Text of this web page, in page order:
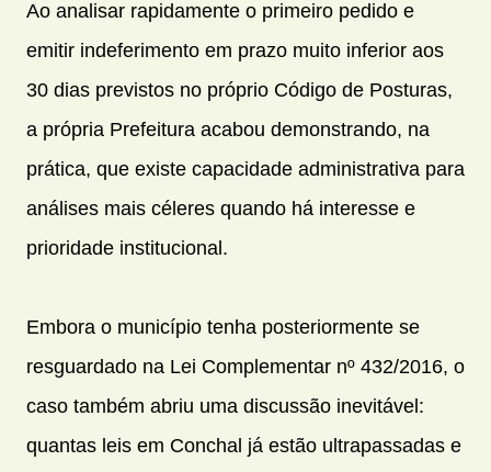
Ao analisar rapidamente o primeiro pedido e
emitir indeferimento em prazo muito inferior aos
30 dias previstos no próprio Código de Posturas,
a própria Prefeitura acabou demonstrando, na
prática, que existe capacidade administrativa para
análises mais céleres quando há interesse e
prioridade institucional.
Embora o município tenha posteriormente se
resguardado na Lei Complementar nº 432/2016, o
caso também abriu uma discussão inevitável:
quantas leis em Conchal já estão ultrapassadas e